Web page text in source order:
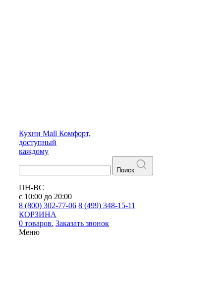
Кухни Mall Комфорт,
доступный
каждому
Поиск
ПН-ВС
с 10:00 до 20:00
8 (800) 302-77-06 8 (499) 348-15-11
КОРЗИНА
0 товаров. Заказать звонок
Меню